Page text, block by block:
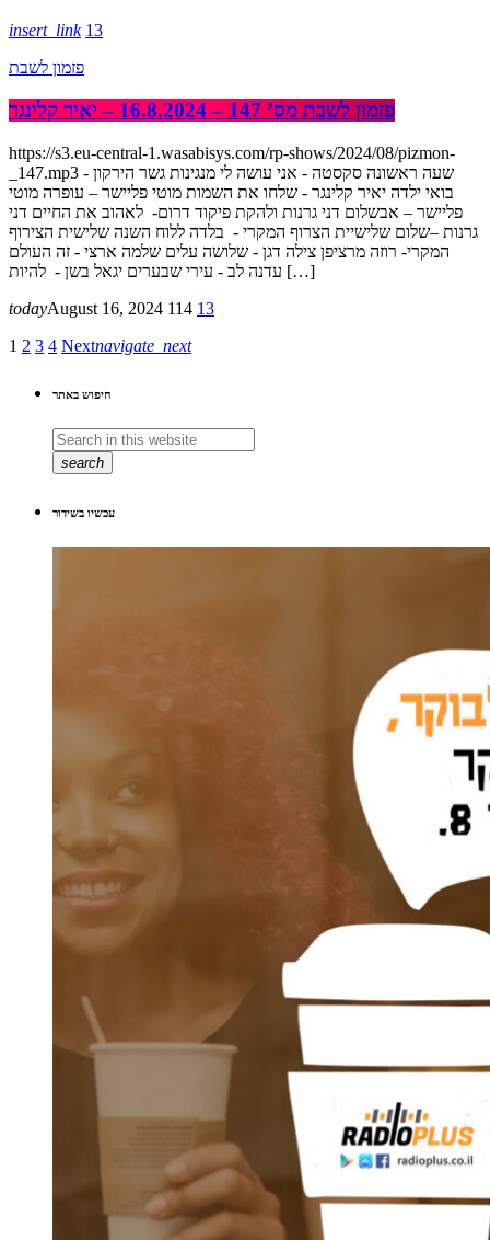
insert_link 13
פזמון לשבת
פזמון לשבת מס’ 147 – 16.8.2024 – יאיר קלינגר
https://s3.eu-central-1.wasabisys.com/rp-shows/2024/08/pizmon-
_147.mp3 שעה ראשונה סקסטה - אני עושה לי מנגינות גשר הירקון -
בואי ילדה יאיר קלינגר - שלחו את השמות מוטי פליישר – עופרה מוטי
פליישר – אבשלום דני גרנות ולהקת פיקוד דרום- לאהוב את החיים דני
גרנות –שלום שלישיית הצרוף המקרי - בלדה ללוח השנה שלישית הצירוף
המקרי- רוזה מרציפן צילה דגן - שלושה עלים שלמה ארצי - זה העולם
עדנה לב - עירי שבערים יגאל בשן - להיות […]
todayAugust 16, 2024 114 13
1 2 3 4 Nextnavigate_next
חיפוש באתר
search
עכשיו בשידור